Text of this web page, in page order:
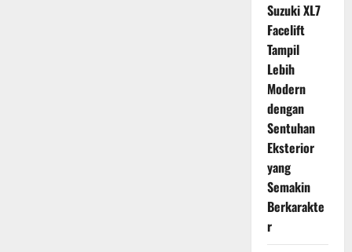
Suzuki XL7
Facelift
Tampil
Lebih
Modern
dengan
Sentuhan
Eksterior
yang
Semakin
Berkarakte
r